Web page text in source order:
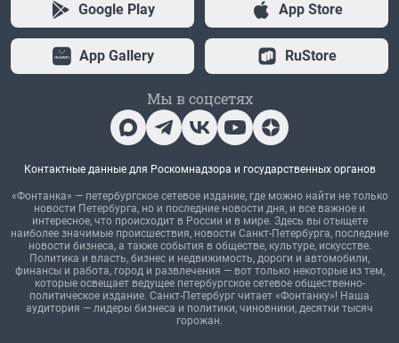
Google Play App Store
App Gallery RuStore
Мы в соцсетях
Контактные данные для Роскомнадзора и государственных органов
«Фонтанка» — петербургское сетевое издание, где можно найти не только
новости Петербурга, но и последние новости дня, и все важное и
интересное, что происходит в России и в мире. Здесь вы отыщете
наиболее значимые происшествия, новости Санкт-Петербурга, последние
новости бизнеса, а также события в обществе, культуре, искусстве.
Политика и власть, бизнес и недвижимость, дороги и автомобили,
финансы и работа, город и развлечения — вот только некоторые из тем,
которые освещает ведущее петербургское сетевое общественно-
политическое издание. Санкт-Петербург читает «Фонтанку»! Наша
аудитория — лидеры бизнеса и политики, чиновники, десятки тысяч
горожан.